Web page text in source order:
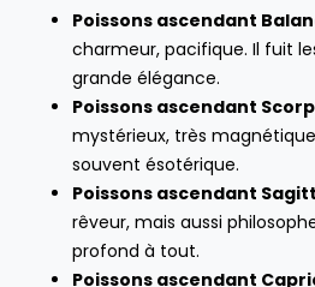
Poissons ascendant
charmeur, pacifique. Il fuit
grande élégance.
Poissons ascendant
mystérieux, très
souvent ésotérique.
Poissons ascendant
rêveur, mais aussi
profond à tout.
Poissons ascendant